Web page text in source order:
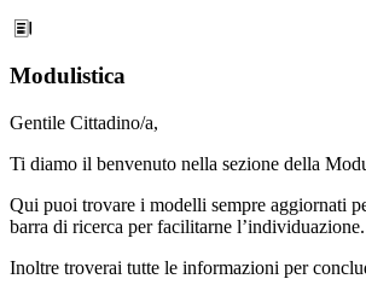
Modulistica
Gentile Cittadino/a,
Ti diamo il benvenuto nella sezione della
Qui puoi trovare i modelli sempre aggiornati
barra di ricerca per facilitarne l’individuazione.
Inoltre troverai tutte le informazioni per